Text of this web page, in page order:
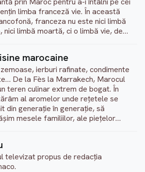
limba franceză vie. În această
franceza nu este nici limbă
nici limbă moartă, ci o limbă vie, de
marocaine
ierburi rafinate, condimente
De la Fès la Marrakech, Marocul
teren culinar extrem de bogat. În
al aromelor unde rețetele se
din generație în generație, să
mesele familiilor, ale piețelor
televizat propus de redacţia